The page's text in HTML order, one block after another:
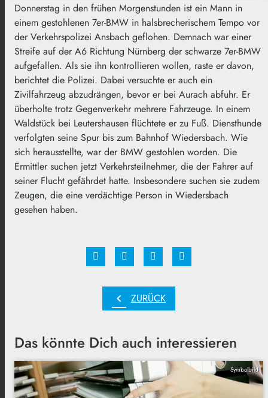
Donnerstag in den frühen Morgenstunden ist ein Mann in
einem gestohlenen 7er-BMW in halsbrecherischem Tempo vor
der Verkehrspolizei Ansbach geflohen. Demnach war einer
Streife auf der A6 Richtung Nürnberg der schwarze 7er-BMW
aufgefallen. Als sie ihn kontrollieren wollen, raste er davon,
berichtet die Polizei. Dabei versuchte er auch ein
Zivilfahrzeug abzudrängen, bevor er bei Aurach abfuhr. Er
überholte trotz Gegenverkehr mehrere Fahrzeuge. In einem
Waldstück bei Leutershausen flüchtete er zu Fuß. Diensthunde
verfolgten seine Spur bis zum Bahnhof Wiedersbach. Wie
sich herausstellte, war der BMW gestohlen worden. Die
Ermittler suchen jetzt Verkehrsteilnehmer, die der Fahrer auf
seiner Flucht gefährdet hatte. Insbesondere suchen sie zudem
Zeugen, die eine verdächtige Person in Wiedersbach
gesehen haben.
chevron_left ZURÜCK
Das könnte Dich auch interessieren
Symbolbild